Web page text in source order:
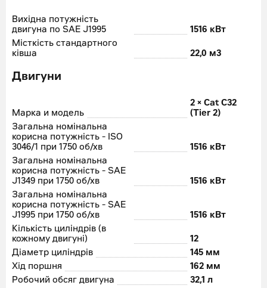
Вихідна потужність
двигуна по SAE J1995
1516 кВт
Місткість стандартного
ківша
22,0 м3
Двигуни
Марка и модель
2 × Cat C32
(Tier 2)
Загальна номінальна
корисна потужність - ISO
3046/1 при 1750 об/хв
1516 кВт
Загальна номінальна
корисна потужність - SAE
J1349 при 1750 об/хв
1516 кВт
Загальна номінальна
корисна потужність - SAE
J1995 при 1750 об/хв
1516 кВт
Кількість циліндрів (в
кожному двигуні)
12
Діаметр циліндрів
145 мм
Хід поршня
162 мм
Робочий обсяг двигуна
32,1 л